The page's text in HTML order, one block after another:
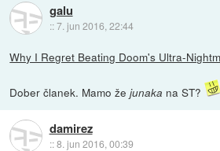
galu
::7. jun 2016, 22:44
Why I Regret Beating Doom's Ultra-
Dober članek. Mamo žejunaka na ST?
damirez
::8. jun 2016, 00:39